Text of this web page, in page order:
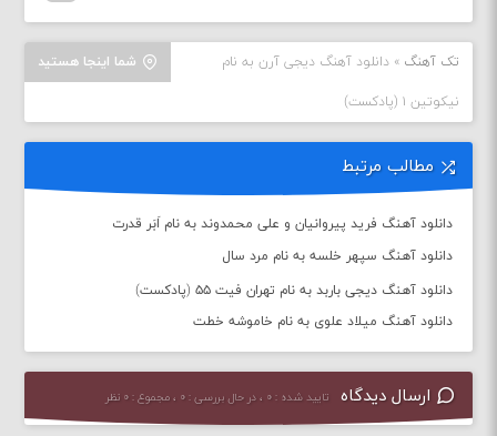
شما اینجا هستید تک آهنگ »دانلود آهنگ دیجی آرن به نام
نیکوتین ۱ (پادکست)
مطالب مرتبط
دانلود آهنگ فرید پیروانیان و علی محمدوند به نام اَبَر قدرت
دانلود آهنگ سپهر خلسه به نام مرد سال
دانلود آهنگ دیجی باربد به نام تهران فیت ۵۵ (پادکست)
دانلود آهنگ میلاد علوی به نام خاموشه خطت
ارسال دیدگاه تایید شده : ۰ ، در حال بررسی : ۰ ، مجموع : ۰ نظر